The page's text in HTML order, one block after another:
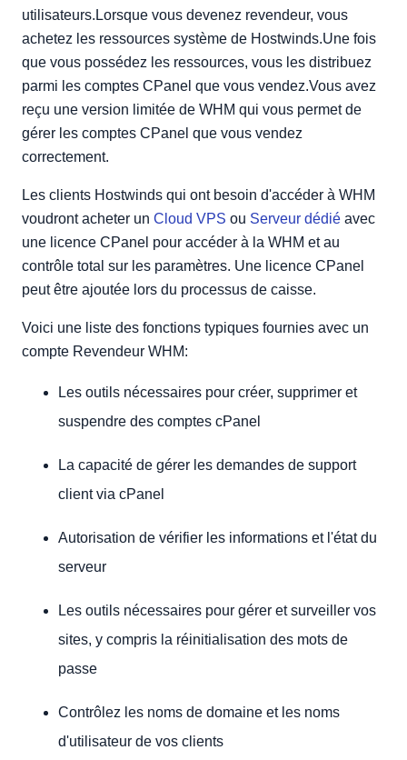
utilisateurs.Lorsque vous devenez revendeur, vous
achetez les ressources système de Hostwinds.Une fois
que vous possédez les ressources, vous les distribuez
parmi les comptes CPanel que vous vendez.Vous avez
reçu une version limitée de WHM qui vous permet de
gérer les comptes CPanel que vous vendez
correctement.
Les clients Hostwinds qui ont besoin d'accéder à WHM
voudront acheter un Cloud VPS ou Serveur dédié avec
une licence CPanel pour accéder à la WHM et au
contrôle total sur les paramètres. Une licence CPanel
peut être ajoutée lors du processus de caisse.
Voici une liste des fonctions typiques fournies avec un
compte Revendeur WHM:
Les outils nécessaires pour créer, supprimer et
suspendre des comptes cPanel
La capacité de gérer les demandes de support
client via cPanel
Autorisation de vérifier les informations et l'état du
serveur
Les outils nécessaires pour gérer et surveiller vos
sites, y compris la réinitialisation des mots de
passe
Contrôlez les noms de domaine et les noms
d'utilisateur de vos clients